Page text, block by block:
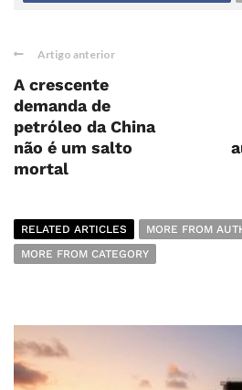
Artigo anterior
A crescente
demanda de
petróleo da China
não é um salto
mortal
RELATED ARTICLES
MORE FROM
MORE FROM CATEGORY